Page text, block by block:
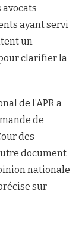
ayant servi
un
clarifier la
de l’APR a
de
des
document
nationale
sur